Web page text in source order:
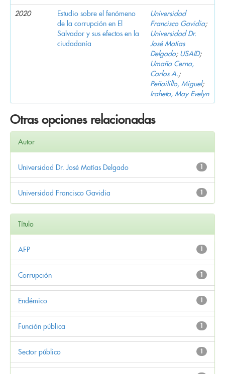
2020
Estudio sobre el fenómeno
de la corrupción en El
Salvador y sus efectos en la
ciudadanía
Universidad
Francisco Gavidia;
Universidad Dr.
José Matías
Delgado; USAID;
Umaña Cerna,
Carlos A.;
Peñailillo, Miguel;
Iraheta, May Evelyn
Otras opciones relacionadas
Autor
1
Universidad Dr. José Matías Delgado
1
Universidad Francisco Gavidia
Título
1
AFP
1
Corrupción
1
Endémico
1
Función pública
1
Sector público